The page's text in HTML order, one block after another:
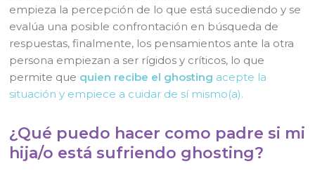
empieza la percepción de lo que está sucediendo y se
evalúa una posible confrontación en búsqueda de
respuestas, finalmente, los pensamientos ante la otra
persona empiezan a ser rígidos y críticos, lo que
permite que quien recibe el ghosting acepte la
situación y empiece a cuidar de sí mismo(a).
¿Qué puedo hacer como padre si mi
hija/o está sufriendo ghosting?